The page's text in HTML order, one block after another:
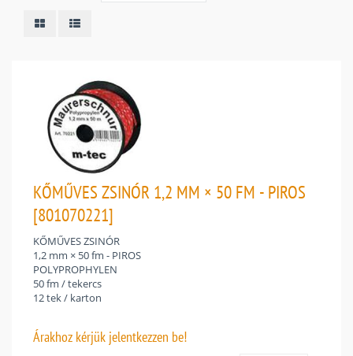
KŐMŰVES ZSINÓR 1,2 MM × 50 FM - PIROS
[801070221]
KŐMŰVES ZSINÓR
1,2 mm × 50 fm - PIROS
POLYPROPHYLEN
50 fm / tekercs
12 tek / karton
Árakhoz kérjük jelentkezzen be!